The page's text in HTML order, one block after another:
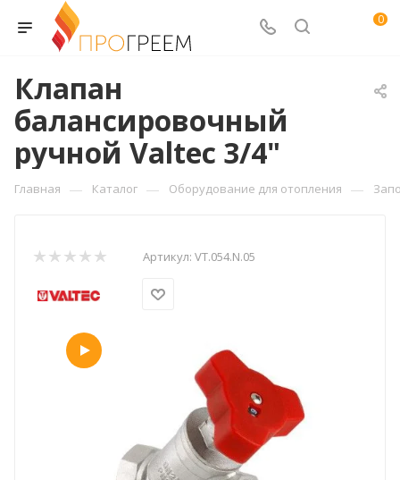
0
Клапан
балансировочный
ручной Valtec 3/4"
Главная — Каталог — Оборудование для отопления —
Артикул: VT.054.N.05